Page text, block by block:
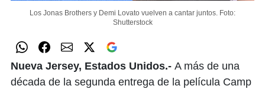
Los Jonas Brothers y Demi Lovato vuelven a cantar juntos. Foto:
Shutterstock
Nueva Jersey, Estados Unidos.- A más de una
década de la segunda entrega de la película Camp